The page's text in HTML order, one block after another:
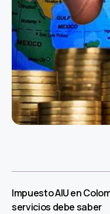
Impuesto AIU en
servicios debe saber